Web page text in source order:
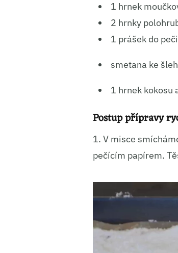
1 hrnek
2 hrnky
1 prášek do
smetana ke
1 hrnek kokosu
Postup přípravy
1. V misce
pečícím papírem.